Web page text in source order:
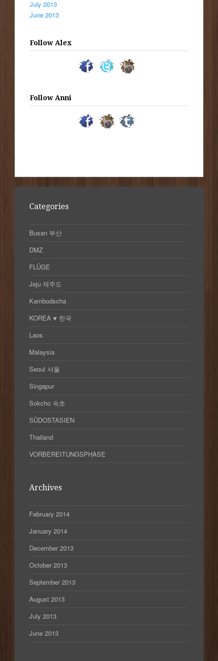
July 2013
June 2013
Follow Alex
Follow Anni
Categories
Busan 부산
DMZ
FLÜGE
Jeju 제주도
Kambodscha
KOREA ♥ 한국
Laos
Malaysia
Seoul 서울
Singapur
Sokcho 속초
SÜDOSTASIEN
Thailand
VORBEREITUNGSPHASE
Archives
February 2014
January 2014
December 2013
October 2013
September 2013
August 2013
July 2013
June 2013